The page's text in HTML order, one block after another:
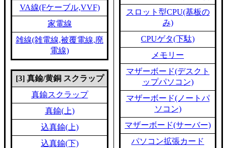
VA線(Fケーブル,VVF)
家電線
雑線(雑電線,被覆電線,廃
電線)
[3] 真鍮/黄銅 スクラップ
真鍮スクラップ
真鍮(上)
込真鍮(上)
込真鍮(下)
スロット型CPU(基板の
み)
CPUゲタ(下駄)
メモリー
マザーボード(デスクト
ップパソコン)
マザーボード(ノートパ
ソコン)
マザーボード(サーバー)
パソコン拡張カード